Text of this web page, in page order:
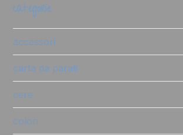
categorie
accessori
carta da parati
cere
colori